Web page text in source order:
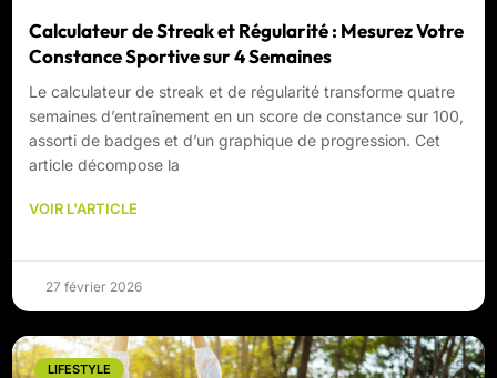
Calculateur de Streak et Régularité : Mesurez Votre
Constance Sportive sur 4 Semaines
Le calculateur de streak et de régularité transforme quatre
semaines d’entraînement en un score de constance sur 100,
assorti de badges et d’un graphique de progression. Cet
article décompose la
VOIR L'ARTICLE
27 février 2026
LIFESTYLE